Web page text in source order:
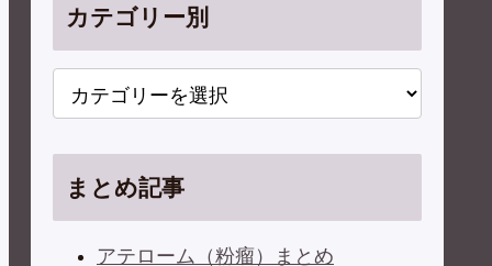
カテゴリー別
まとめ記事
アテローム（粉瘤）まとめ